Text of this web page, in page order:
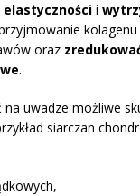
elastyczności i
oraz
.
na uwadze możliwe
siarczan